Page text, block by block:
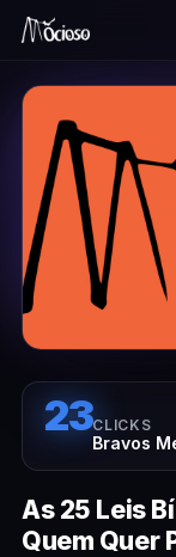
23CLICKS
Bravos
As 25 Leis
Quem Quer